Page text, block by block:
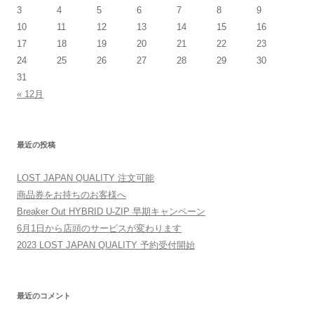
3
4 5 6 7 8
9
10
11 12 13 14 15
16
17
18 19 20 21 22
23
24
25 26 27 28 29
30
31
« 12月
最近の投稿
LOST JAPAN QUALITY 注文可能
商品券をお持ちのお客様へ
Breaker Out HYBRID U-ZIP 早期キャンペーン
6月1日から店頭のサービスが変わります
2023 LOST JAPAN QUALITY 予約受付開始
最近のコメント